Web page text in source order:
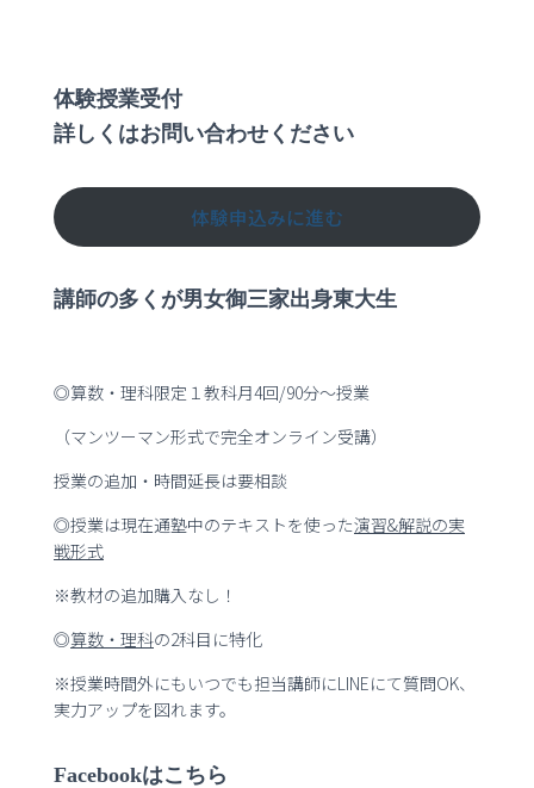
体験授業受付
詳しくはお問い合わせください
体験申込みに進む
講師の多くが男女御三家出身東大生
◎算数・理科限定１教科月4回/90分～授業
（マンツーマン形式で完全オンライン受講）
授業の追加・時間延長は要相談
◎授業は現在通塾中のテキストを使った演習&解説の実
戦形式
※教材の追加購入なし！
◎算数・理科の2科目に特化
※授業時間外にもいつでも担当講師にLINEにて質問OK、
実力アップを図れます。
Facebookはこちら